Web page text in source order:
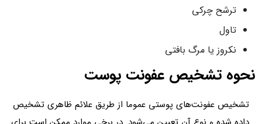
ترشح چرکی
تاول
نکروز یا مرگ بافتی
نحوه تشخیص عفونت پوست
تشخیص عفونت‌های پوستی عموما از طریق علائم ظاهری تشخیص